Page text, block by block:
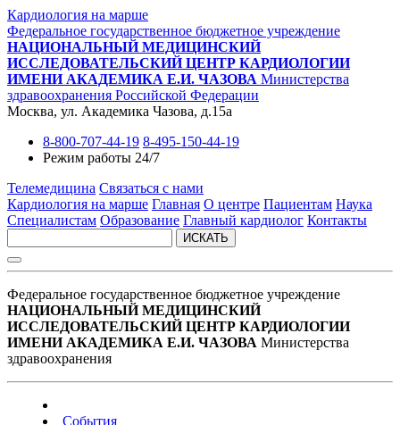
Кардиология на марше
Федеральное государственное бюджетное учреждение
НАЦИОНАЛЬНЫЙ МЕДИЦИНСКИЙ
ИССЛЕДОВАТЕЛЬСКИЙ ЦЕНТР КАРДИОЛОГИИ
ИМЕНИ АКАДЕМИКА Е.И. ЧАЗОВА Министерства
здравоохранения Российской Федерации
Москва, ул. Академика Чазова, д.15а
8-800-707-44-19 8-495-150-44-19
Режим работы 24/7
Телемедицина Связаться с нами
Кардиология на марше Главная О центре Пациентам Наука
Специалистам Образование Главный кардиолог Контакты
ИСКАТЬ
Федеральное государственное бюджетное учреждение
НАЦИОНАЛЬНЫЙ МЕДИЦИНСКИЙ
ИССЛЕДОВАТЕЛЬСКИЙ ЦЕНТР КАРДИОЛОГИИ
ИМЕНИ АКАДЕМИКА Е.И. ЧАЗОВА Министерства
здравоохранения
События